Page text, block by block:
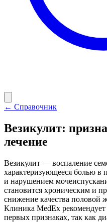
← Справочник
Везикулит:
лечение
Везикулит — воспаление
характеризующееся болью в
и нарушением
становится хроническим и
снижение качества половой
Клиника MedEx
первых признаках, так как